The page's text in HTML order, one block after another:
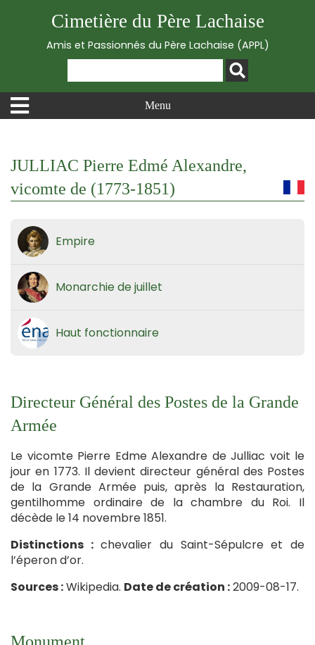
Cimetière du Père Lachaise
Amis et Passionnés du Père Lachaise (APPL)
Menu
JULLIAC Pierre Edmé Alexandre,
vicomte de (1773-1851)
Empire
Monarchie de juillet
Haut fonctionnaire
Directeur Général des Postes de la Grande
Armée
Le vicomte Pierre Edme Alexandre de Julliac voit le
jour en 1773. Il devient directeur général des Postes
de la Grande Armée puis, après la Restauration,
gentilhomme ordinaire de la chambre du Roi. Il
décède le 14 novembre 1851.
Distinctions :chevalier du Saint-Sépulcre et de
l’éperon d’or.
Sources :Wikipedia. Date de création :2009-08-17.